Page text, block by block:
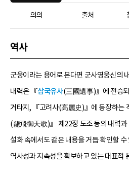
의의 출처
역사
군웅이라는 용어로 본다면 군사영웅신의
내력은 『삼국유사(三國遺事)』에 전승
거타지, 『고려사(高麗史)』에 등장하는
(龍飛御天歌)』 제22장 도조 등의 내력과
설화 속에서도 같은 내용을 거듭 확인할 수
역사성과 지속성을 확보하고 있는 대표적